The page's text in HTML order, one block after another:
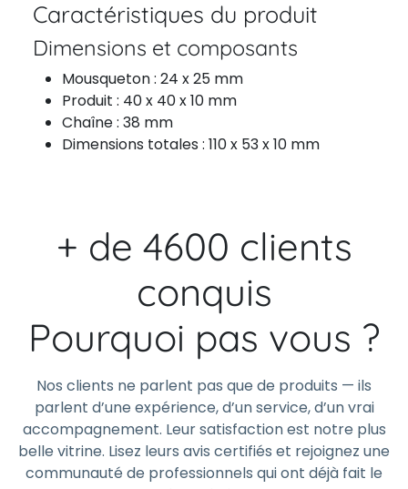
Caractéristiques du produit
Dimensions et composants
Mousqueton : 24 x 25 mm
Produit : 40 x 40 x 10 mm
Chaîne : 38 mm
Dimensions totales : 110 x 53 x 10 mm
+ de 4600 clients
conquis
Pourquoi pas vous ?
Nos clients ne parlent pas que de produits — ils
parlent d’une expérience, d’un service, d’un vrai
accompagnement. Leur satisfaction est notre plus
belle vitrine. Lisez leurs avis certifiés et rejoignez une
communauté de professionnels qui ont déjà fait le